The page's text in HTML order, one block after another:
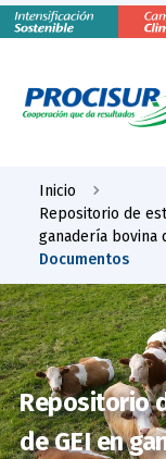
Inicio
Repositorio de
ganadería bovina
Documentos
Repositorio
de GEI en